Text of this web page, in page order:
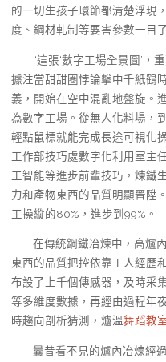
的一切生孩子環節都清楚浮現
度、鋼材軋制等要害參數一目
“這張‘數字工場全景圖’，
據注當甜甜圈悖論擊中千紙鶴
義，開始在空中混亂地盤旋。
為數字工場。從無人化料場，
輕點鼠標就能完成長途可視化
工作部技巧處數字化利用室主
工智能等進步前輩技巧，煉鐵
力和產物東西的品質明顯晉陞
工操縱的80%，進步到99%。
在傳統鋼鐵冶煉中，高爐
東西的品質把控依靠工人經歷
布設了上千個傳感器，及時采
等多維度數據，再經由過程年
時趨向剖析猜測，爐溫舞蹈教
曩昔看不見的爐內冶煉經